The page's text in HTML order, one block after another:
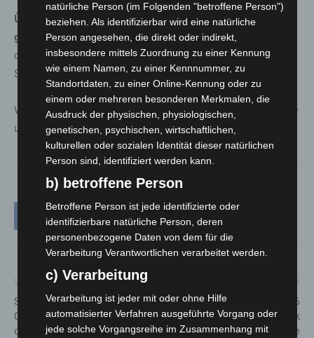
ÜSTRA easy steht ab dem 17. März 2026, 9 Uhr, in den
gängigen App-Stores zur Verfügung.Voraussetzung für
die Nutzung sind ein Smartphone, aktivierte
Standortdienste und Bluetooth.
Weitere Informationen finden Fahrgäste über die
ÜSTRA-
und GVH-Kanäle.
Vorheriger Artikel
Sicher unterwegs in Hannover:
Große Präventionsaktion vor
dem Hauptbahnhof
Hannover Fashion Show 2026
begeistert mit Mut, Handwerk
und moderner Couture
natürliche Person (im Folgenden "betroffene Person")
beziehen. Als identifizierbar wird eine natürliche
Person angesehen, die direkt oder indirekt,
insbesondere mittels Zuordnung zu einer Kennung
wie einem Namen, zu einer Kennnummer, zu
Standortdaten, zu einer Online-Kennung oder zu
einem oder mehreren besonderen Merkmalen, die
Ausdruck der physischen, physiologischen,
genetischen, psychischen, wirtschaftlichen,
kulturellen oder sozialen Identität dieser natürlichen
Person sind, identifiziert werden kann.
b) betroffene Person
Betroffene Person ist jede identifizierte oder
identifizierbare natürliche Person, deren
personenbezogene Daten von dem für die
Verarbeitung Verantwortlichen verarbeitet werden.
c) Verarbeitung
Verarbeitung ist jeder mit oder ohne Hilfe
automatisierter Verfahren ausgeführte Vorgang oder
jede solche Vorgangsreihe im Zusammenhang mit